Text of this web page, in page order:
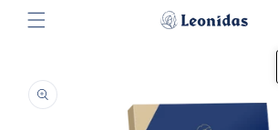
към
информацията
за продукта